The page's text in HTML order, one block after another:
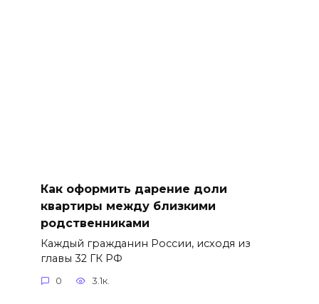
Как оформить дарение доли
квартиры между близкими
родственниками
Каждый гражданин России, исходя из
главы 32 ГК РФ
0 3.1к.